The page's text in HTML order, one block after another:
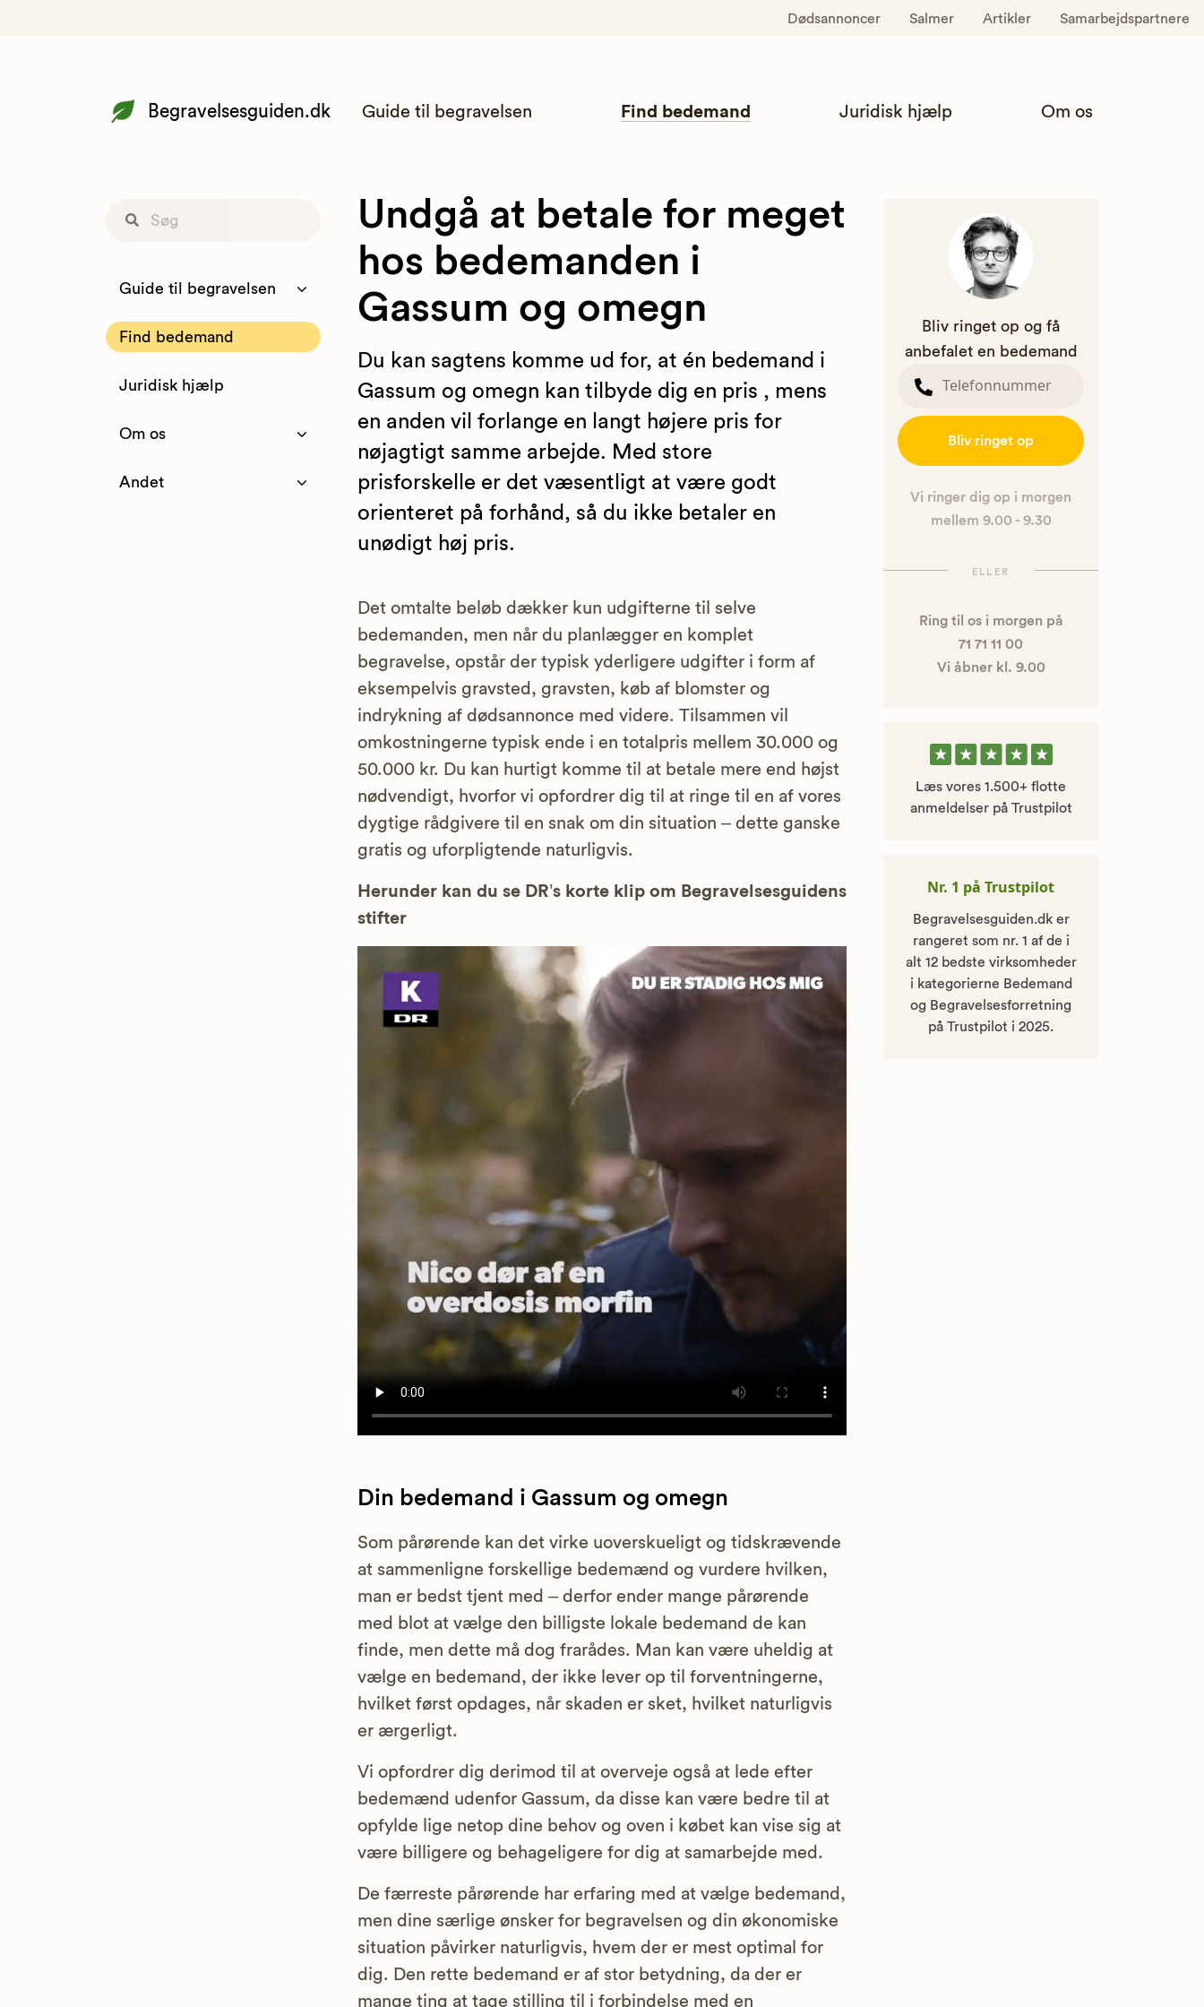
Dødsannoncer Salmer Artikler Samarbejdspartnere
Begravelsesguiden.dk Guide til begravelsen Find bedemand Juridisk hjælp Om os
Guide til begravelsen
Find bedemand
Juridisk hjælp
Om os
Andet
Undgå at betale for meget
hos bedemanden i
Gassum og omegn
Du kan sagtens komme ud for, at én bedemand i
Gassum og omegn kan tilbyde dig en pris , mens
en anden vil forlange en langt højere pris for
nøjagtigt samme arbejde. Med store
prisforskelle er det væsentligt at være godt
orienteret på forhånd, så du ikke betaler en
unødigt høj pris.
Det omtalte beløb dækker kun udgifterne til selve
bedemanden, men når du planlægger en komplet
begravelse, opstår der typisk yderligere udgifter i form af
eksempelvis gravsted, gravsten, køb af blomster og
indrykning af dødsannonce med videre. Tilsammen vil
omkostningerne typisk ende i en totalpris mellem 30.000 og
50.000 kr. Du kan hurtigt komme til at betale mere end højst
nødvendigt, hvorfor vi opfordrer dig til at ringe til en af vores
dygtige rådgivere til en snak om din situation – dette ganske
gratis og uforpligtende naturligvis.
Herunder kan du se DR’s korte klip om Begravelsesguidens
stifter
Din bedemand i Gassum og omegn
Som pårørende kan det virke uoverskueligt og tidskrævende
at sammenligne forskellige bedemænd og vurdere hvilken,
man er bedst tjent med – derfor ender mange pårørende
med blot at vælge den billigste lokale bedemand de kan
finde, men dette må dog frarådes. Man kan være uheldig at
vælge en bedemand, der ikke lever op til forventningerne,
hvilket først opdages, når skaden er sket, hvilket naturligvis
er ærgerligt.
Vi opfordrer dig derimod til at overveje også at lede efter
bedemænd udenfor Gassum, da disse kan være bedre til at
opfylde lige netop dine behov og oven i købet kan vise sig at
være billigere og behageligere for dig at samarbejde med.
De færreste pårørende har erfaring med at vælge bedemand,
men dine særlige ønsker for begravelsen og din økonomiske
situation påvirker naturligvis, hvem der er mest optimal for
dig. Den rette bedemand er af stor betydning, da der er
mange ting at tage stilling til i forbindelse med en
Bliv ringet op og få
anbefalet en bedemand
Bliv ringet op
Vi ringer dig op i morgen
mellem 9.00 - 9.30
ELLER
Ring til os i morgen på
71 71 11 00
Vi åbner kl. 9.00
Læs vores 1.500+ flotte
anmeldelser på Trustpilot
Nr. 1 på Trustpilot
Begravelsesguiden.dk er
rangeret som nr. 1 af de i
alt 12 bedste virksomheder
i kategorierne Bedemand
og Begravelsesforretning
på Trustpilot i 2025.